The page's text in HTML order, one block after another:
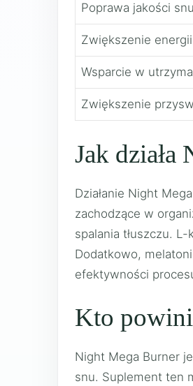
Poprawa jakości snu
Zwiększenie energii
Wsparcie w
Zwiększenie
Jak działa
Działanie Night
zachodzące w
spalania tłuszczu.
Dodatkowo,
efektywności
Kto
Night Mega Burner
snu. Suplement ten